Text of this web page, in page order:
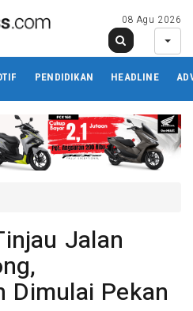
08 Agu 2026
PENDIDIKAN HEADLINE
Jalan
Dimulai Pekan